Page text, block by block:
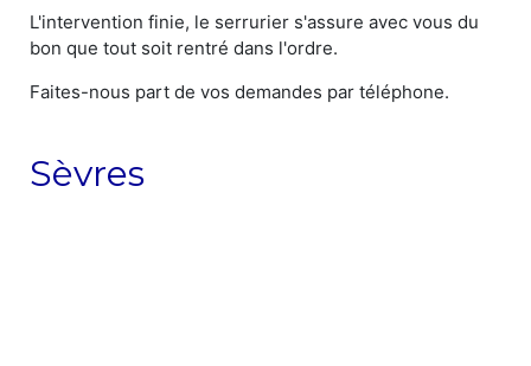
L'intervention finie, le serrurier s'assure avec vous du
bon que tout soit rentré dans l'ordre.
Faites-nous part de vos demandes par téléphone.
Sèvres